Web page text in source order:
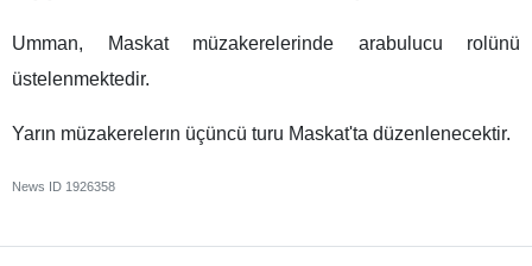
Umman, Maskat müzakerelerinde arabulucu rolünü
üstelenmektedir.
Yarın müzakerelerın üçüncü turu Maskat'ta düzenlenecektir.
News ID 1926358